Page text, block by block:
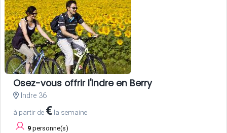
Osez-vous offrir l'Indre en Berry
Indre 36
à partir de € la semaine
9 personne(s)